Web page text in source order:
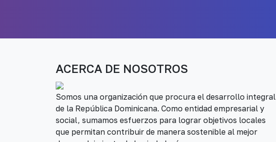
ACERCA DE NOSOTROS
Somos una organización que procura el desarrollo integral
de la República Dominicana. Como entidad empresarial y
social, sumamos esfuerzos para lograr objetivos locales
que permitan contribuir de manera sostenible al mejor